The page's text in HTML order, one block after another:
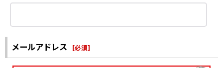
メールアドレス [必須]